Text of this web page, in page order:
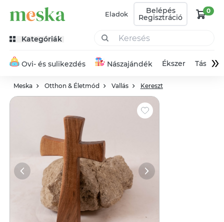
Eladok Belépés
Regisztráció
0
Kategóriák
Ovi- és sulikezdés Nászajándék Ékszer Táska»
Meska Otthon & Életmód Vallás Kereszt